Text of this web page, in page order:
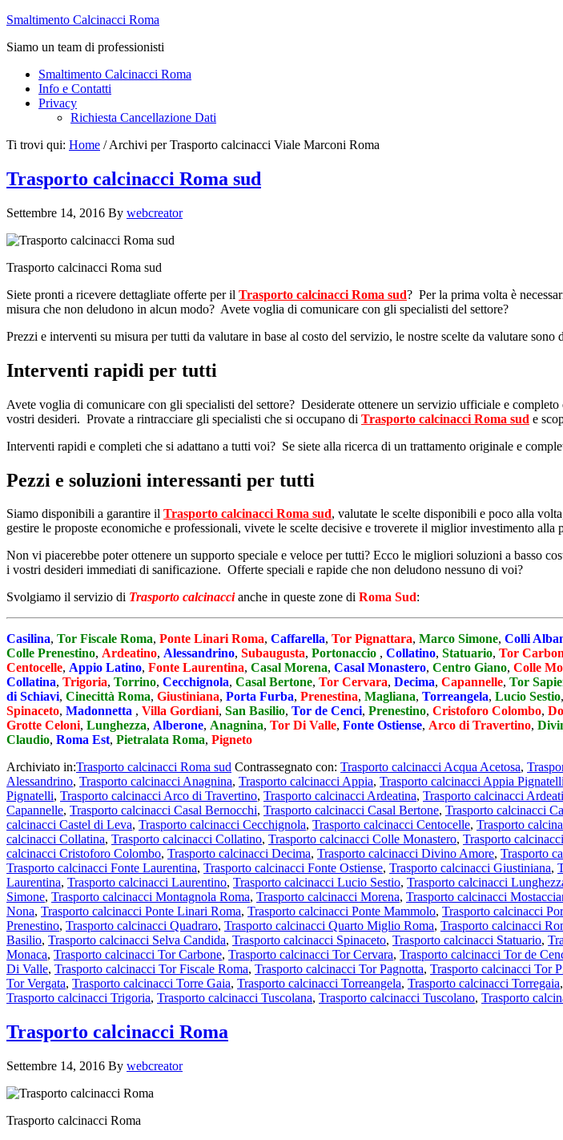
Smaltimento Calcinacci Roma
Siamo un team di professionisti
Smaltimento Calcinacci Roma
Info e Contatti
Privacy
Richiesta Cancellazione Dati
Ti trovi qui: Home /Archivi per Trasporto calcinacci Viale Marconi Roma
Trasporto calcinacci Roma sud
Settembre 14, 2016 By webcreator
Trasporto calcinacci Roma sud
Siete pronti a ricevere dettagliate offerte per il Trasporto calcinacci Roma sud? Per la prima volta è
misura che non deludono in alcun modo? Avete voglia di comunicare con gli specialisti del settore?
Prezzi e interventi su misura per tutti da valutare in base al costo del servizio, le nostre scelte da valutare
Interventi rapidi per tutti
Avete voglia di comunicare con gli specialisti del settore? Desiderate ottenere un servizio ufficiale e
vostri desideri. Provate a rintracciare gli specialisti che si occupano di Trasporto calcinacci Roma sud e
Interventi rapidi e completi che si adattano a tutti voi? Se siete alla ricerca di un trattamento originale e
Pezzi e soluzioni interessanti per tutti
Siamo disponibili a garantire il Trasporto calcinacci Roma sud, valutate le scelte disponibili e poco alla
gestire le proposte economiche e professionali, vivete le scelte decisive e troverete il miglior investimento alla
Non vi piacerebbe poter ottenere un supporto speciale e veloce per tutti? Ecco le migliori soluzioni a basso
i vostri desideri immediati di sanificazione. Offerte speciali e rapide che non deludono nessuno di voi?
Svolgiamo il servizio di Trasporto calcinaccianche in queste zone di Roma Sud:
Casilina, Tor Fiscale Roma, Ponte Linari Roma, Caffarella, Tor Pignattara, Marco Simone, Colli
Colle Prenestino, Ardeatino, Alessandrino, Subaugusta, Portonaccio , Collatino, Statuario, Tor
Centocelle, Appio Latino, Fonte Laurentina, Casal Morena, Casal Monastero, Centro Giano, Colle
Collatina, Trigoria, Torrino, Cecchignola, Casal Bertone, Tor Cervara, Decima, Capannelle, Tor
di Schiavi, Cinecittà Roma, Giustiniana, Porta Furba, Prenestina, Magliana, Torreangela, Lucio Sestio,
Spinaceto, Madonnetta , Villa Gordiani, San Basilio, Tor de Cenci, Prenestino, Cristoforo Colombo,
Grotte Celoni, Lunghezza, Alberone, Anagnina, Tor Di Valle, Fonte Ostiense, Arco di Travertino,
Claudio, Roma Est, Pietralata Roma, Pigneto
Archiviato in:Trasporto calcinacci Roma sud Contrassegnato con: Trasporto calcinacci Acqua Acetosa,
Alessandrino, Trasporto calcinacci Anagnina, Trasporto calcinacci Appia, Trasporto calcinacci Appia
Pignatelli, Trasporto calcinacci Arco di Travertino, Trasporto calcinacci Ardeatina, Trasporto calcinacci
Capannelle, Trasporto calcinacci Casal Bernocchi, Trasporto calcinacci Casal Bertone, Trasporto calcinacci
calcinacci Castel di Leva, Trasporto calcinacci Cecchignola, Trasporto calcinacci Centocelle, Trasporto
calcinacci Collatina, Trasporto calcinacci Collatino, Trasporto calcinacci Colle Monastero, Trasporto
calcinacci Cristoforo Colombo, Trasporto calcinacci Decima, Trasporto calcinacci Divino Amore, Trasporto
Trasporto calcinacci Fonte Laurentina, Trasporto calcinacci Fonte Ostiense, Trasporto calcinacci Giustiniana,
Laurentina, Trasporto calcinacci Laurentino, Trasporto calcinacci Lucio Sestio, Trasporto calcinacci
Simone, Trasporto calcinacci Montagnola Roma, Trasporto calcinacci Morena, Trasporto calcinacci
Nona, Trasporto calcinacci Ponte Linari Roma, Trasporto calcinacci Ponte Mammolo, Trasporto calcinacci
Prenestino, Trasporto calcinacci Quadraro, Trasporto calcinacci Quarto Miglio Roma, Trasporto calcinacci
Basilio, Trasporto calcinacci Selva Candida, Trasporto calcinacci Spinaceto, Trasporto calcinacci Statuario,
Monaca, Trasporto calcinacci Tor Carbone, Trasporto calcinacci Tor Cervara, Trasporto calcinacci Tor de
Di Valle, Trasporto calcinacci Tor Fiscale Roma, Trasporto calcinacci Tor Pagnotta, Trasporto calcinacci Tor
Tor Vergata, Trasporto calcinacci Torre Gaia, Trasporto calcinacci Torreangela, Trasporto calcinacci Torregaia,
Trasporto calcinacci Trigoria, Trasporto calcinacci Tuscolana, Trasporto calcinacci Tuscolano, Trasporto
Trasporto calcinacci Roma
Settembre 14, 2016 By webcreator
Trasporto calcinacci Roma